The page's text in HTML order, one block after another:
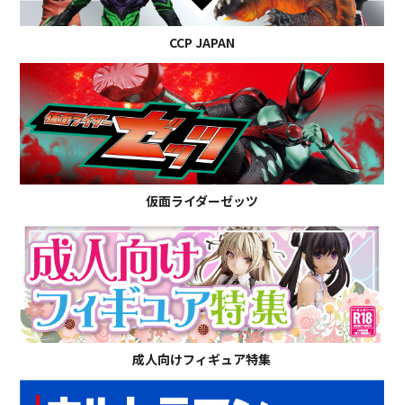
CCP JAPAN
仮面ライダーゼッツ
成人向けフィギュア特集